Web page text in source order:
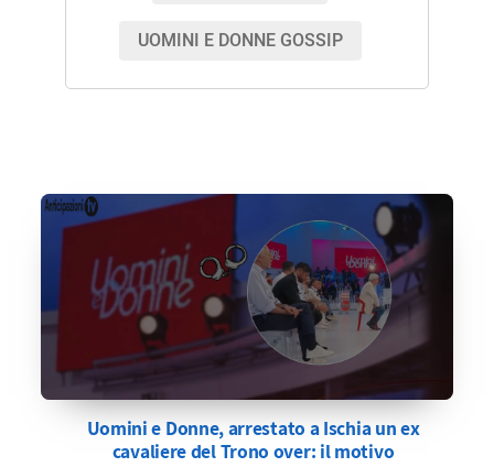
UOMINI E DONNE GOSSIP
Uomini e Donne, arrestato a Ischia un ex
cavaliere del Trono over: il motivo